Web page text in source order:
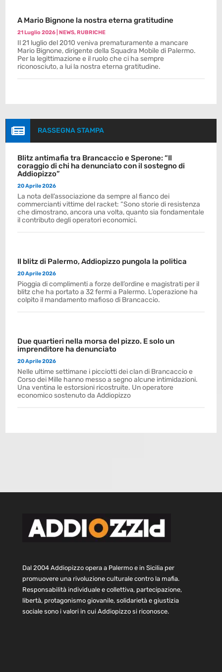
A Mario Bignone la nostra eterna gratitudine
21 Luglio 2026 |NEWS,RUBRICHE
Il 21 luglio del 2010 veniva prematuramente a mancare
Mario Bignone, dirigente della Squadra Mobile di Palermo.
Per la legittimazione e il ruolo che ci ha sempre
riconosciuto, a lui la nostra eterna gratitudine.
 RASSEGNA STAMPA
Blitz antimafia tra Brancaccio e Sperone: “Il
coraggio di chi ha denunciato con il sostegno di
Addiopizzo”
20 Aprile 2026
La nota dell’associazione da sempre al fianco dei
commercianti vittime del racket: “Sono storie di resistenza
che dimostrano, ancora una volta, quanto sia fondamentale
il contributo degli operatori economici.
Il blitz di Palermo, Addiopizzo pungola la politica
20 Aprile 2026
Pioggia di complimenti a forze dell’ordine e magistrati per il
blitz che ha portato a 32 fermi a Palermo. L’operazione ha
colpito il mandamento mafioso di Brancaccio.
Due quartieri nella morsa del pizzo. E solo un
imprenditore ha denunciato
20 Aprile 2026
Nelle ultime settimane i picciotti dei clan di Brancaccio e
Corso dei Mille hanno messo a segno alcune intimidazioni.
Una ventina le estorsioni ricostruite. Un operatore
economico sostenuto da Addiopizzo
Dal 2004 Addiopizzo opera a Palermo e in Sicilia per
promuovere una rivoluzione culturale contro la mafia.
Responsabilità individuale e collettiva, partecipazione,
libertà, protagonismo giovanile, solidarietà e giustizia
sociale sono i valori in cui Addiopizzo si riconosce.